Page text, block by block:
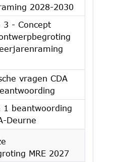
2028-2030
3 - Concept
vragen CDA
1 beantwoording
Deurne
MRE 2027